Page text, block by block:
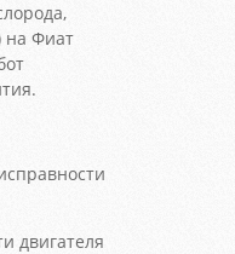
на Фиат
двигателя